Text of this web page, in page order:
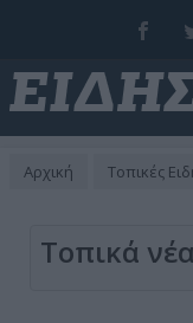
Αρχική Τοπικές
Τοπικά